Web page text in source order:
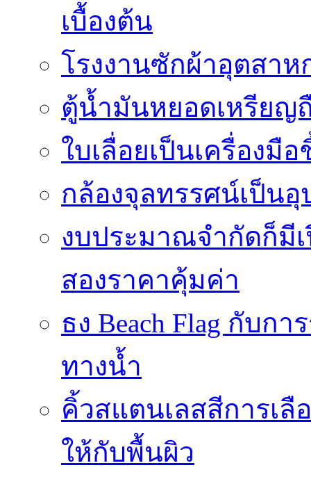
เบื้องต้น
โรงงานซักผ้าอุตสา
ตู้น้ำมันหยอดเหรียญ
ใบเลื่อยเป็นเครื่อง
กล้องจุลทรรศน์เป็น
งบประมาณจำกัดก็มี
สองราคาคุ้มค่า
ธง Beach Flag กับก
ทางน้ำ
คิ้วสแตนเลสสีการเลื
ให้กับพื้นผิว